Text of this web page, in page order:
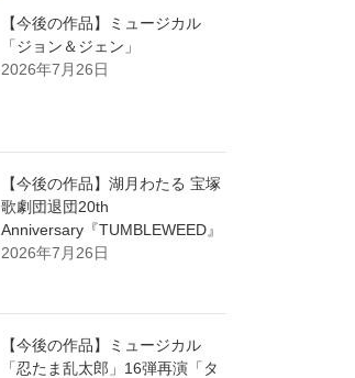
【今後の作品】ミュージカル
「ジョン＆ジェン」
2026年7月26日
【今後の作品】湖月わたる 宝塚
歌劇団退団20th
Anniversary『TUMBLEWEED』
2026年7月26日
【今後の作品】ミュージカル
「忍たま乱太郎」16弾再演「タ